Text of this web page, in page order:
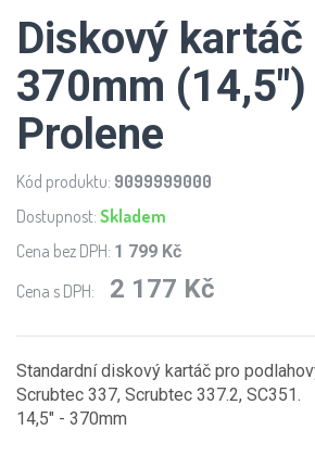
Diskový
370mm (14,5")
Prolene
Kód produktu: 9099999000
Dostupnost: Skladem
Cena bez DPH: 1 799 Kč
Cena s DPH: 2 177 Kč
Standardní diskový kartáč pro
Scrubtec 337, Scrubtec 337.2, SC351.
14,5" - 370mm